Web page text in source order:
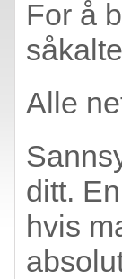
For å
såkalte
Alle
ditt.
hvis